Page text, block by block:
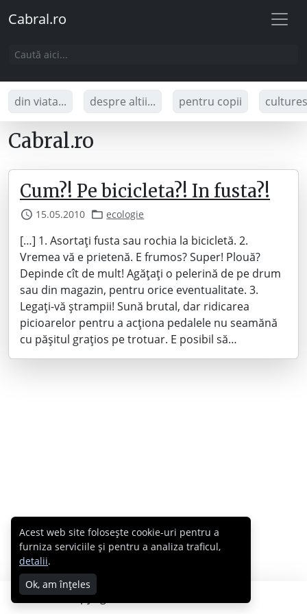
Cabral.ro
din viata... despre altii... pentru copii
Cabral.ro
Cum?! Pe bicicleta?! In fusta?!
15.05.2010 ecologie
[…] 1. Asortaţi fusta sau rochia la bicicletă. 2.
Vremea vă e prietenă. E frumos? Super! Plouă?
Depinde cît de mult! Agăţaţi o pelerină de pe drum
sau din magazin, pentru orice eventualitate. 3.
Legaţi-vă ştrampii! Sună brutal, dar ridicarea
picioarelor pentru a acţiona pedalele nu seamănă
cu păşitul graţios pe trotuar. E posibil să…
Copyright © 2007 - 2026 Cabral.ro
Acest web site folosește cookie-uri pentru a
furniza serviciile și pentru a analiza traficul,
detalii.
Ok, am înțeles